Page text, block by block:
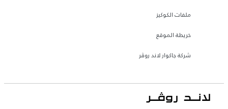
ملفات الكوكيز
خريطة الموقع
شركة جاكوار لاند روڤر